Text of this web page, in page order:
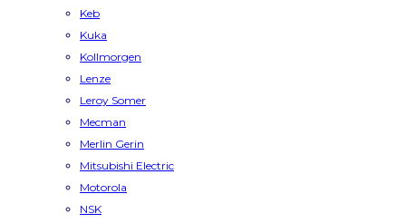
Keb
Kuka
Kollmorgen
Lenze
Leroy Somer
Mecman
Merlin Gerin
Mitsubishi Electric
Motorola
NSK